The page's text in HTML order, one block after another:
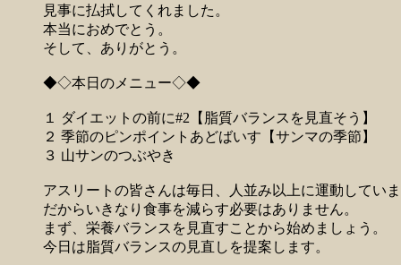
見事に払拭してくれました。
本当におめでとう。
そして、ありがとう。
◆◇本日のメニュー◇◆
１ ダイエットの前に#2【脂質バランスを見直そう】
２ 季節のピンポイントあどばいす【サンマの季節】
３ 山サンのつぶやき
アスリートの皆さんは毎日、人並み以上に運動していま
だからいきなり食事を減らす必要はありません。
まず、栄養バランスを見直すことから始めましょう。
今日は脂質バランスの見直しを提案します。